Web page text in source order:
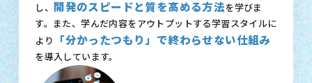
し、
開発のスピードと質を高める方法を学びま
す。また、学んだ内容をアウトプットする学習スタイルに
より
「分かったつもり」で終わらせない仕組み
を導入しています。